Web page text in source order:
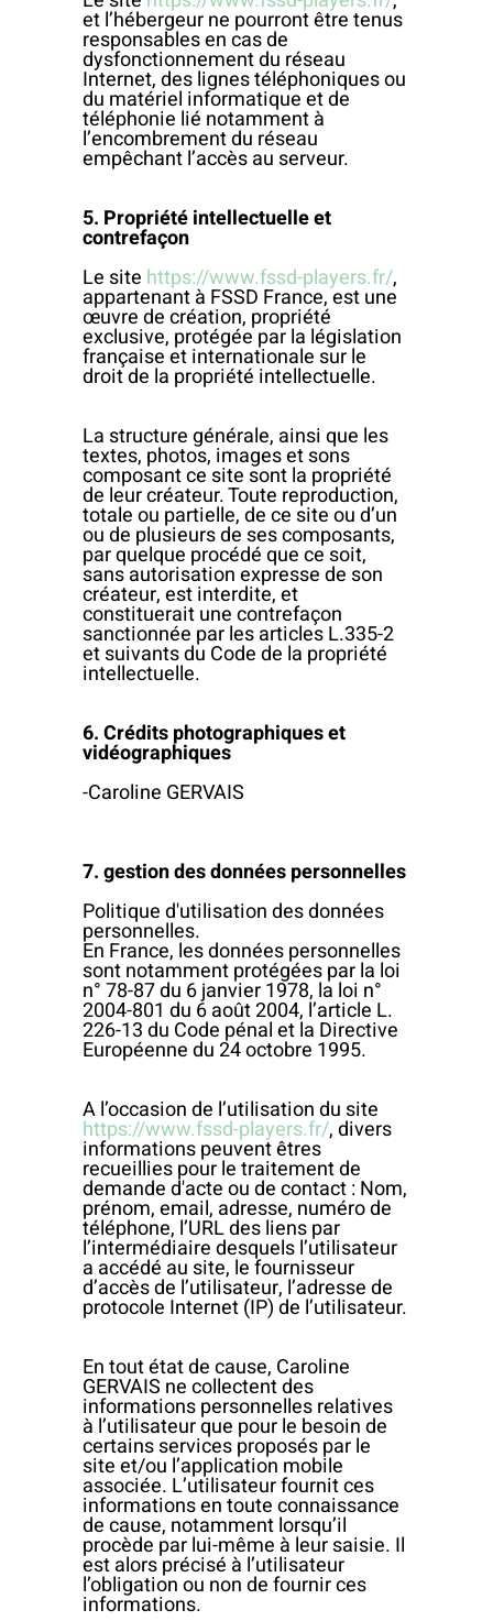
et l’hébergeur ne pourront être tenus
responsables en cas de
dysfonctionnement du réseau
Internet, des lignes téléphoniques ou
du matériel informatique et de
téléphonie lié notamment à
l’encombrement du réseau
empêchant l’accès au serveur.
5. Propriété intellectuelle et
contrefaçon
Le site https://www.fssd-players.fr/,
appartenant à FSSD France, est une
œuvre de création, propriété
exclusive, protégée par la législation
française et internationale sur le
droit de la propriété intellectuelle.
La structure générale, ainsi que les
textes, photos, images et sons
composant ce site sont la propriété
de leur créateur. Toute reproduction,
totale ou partielle, de ce site ou d’un
ou de plusieurs de ses composants,
par quelque procédé que ce soit,
sans autorisation expresse de son
créateur, est interdite, et
constituerait une contrefaçon
sanctionnée par les articles L.335-2
et suivants du Code de la propriété
intellectuelle.
6. Crédits photographiques et
vidéographiques
-Caroline GERVAIS
7. gestion des données personnelles
Politique d'utilisation des données
personnelles.
En France, les données personnelles
sont notamment protégées par la loi
n° 78-87 du 6 janvier 1978, la loi n°
2004-801 du 6 août 2004, l’article L.
226-13 du Code pénal et la Directive
Européenne du 24 octobre 1995.
A l’occasion de l’utilisation du site
https://www.fssd-players.fr/, divers
informations peuvent êtres
recueillies pour le traitement de
demande d'acte ou de contact : Nom,
prénom, email, adresse, numéro de
téléphone, l’URL des liens par
l’intermédiaire desquels l’utilisateur
a accédé au site, le fournisseur
d’accès de l’utilisateur, l’adresse de
protocole Internet (IP) de l’utilisateur.
En tout état de cause, Caroline
GERVAIS ne collectent des
informations personnelles relatives
à l’utilisateur que pour le besoin de
certains services proposés par le
site et/ou l’application mobile
associée. L’utilisateur fournit ces
informations en toute connaissance
de cause, notamment lorsqu’il
procède par lui-même à leur saisie. Il
est alors précisé à l’utilisateur
l’obligation ou non de fournir ces
informations.